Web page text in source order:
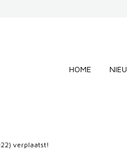
HOME
verplaatst!